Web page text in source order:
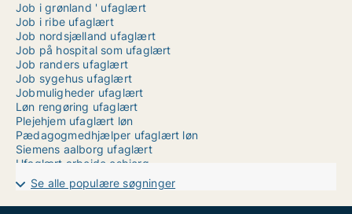
Job i grønland ' ufaglært
Job i ribe ufaglært
Job nordsjælland ufaglært
Job på hospital som ufaglært
Job randers ufaglært
Job sygehus ufaglært
Jobmuligheder ufaglært
Løn rengøring ufaglært
Plejehjem ufaglært løn
Pædagogmedhjælper ufaglært løn
Siemens aalborg ufaglært
Ufaglært arbejde esbjerg
Ufaglært job herning
Ufaglært job i aarhus
Ufaglært job landbrug
Se alle populære søgninger